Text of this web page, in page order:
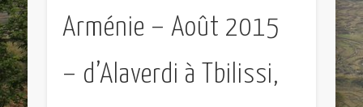
Arménie – Août 2015
– d’Alaverdi à Tbilissi,